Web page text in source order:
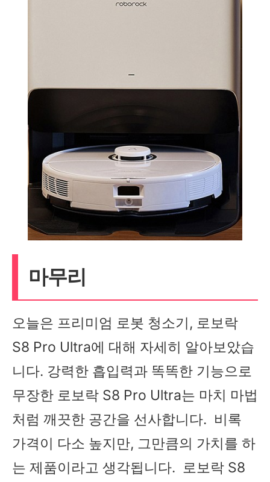
마무리
오늘은 프리미엄 로봇 청소기, 로보락
S8 Pro Ultra에 대해 자세히 알아보았습
니다. 강력한 흡입력과 똑똑한 기능으로
무장한 로보락 S8 Pro Ultra는 마치 마법
처럼 깨끗한 공간을 선사합니다. 비록
가격이 다소 높지만, 그만큼의 가치를 하
는 제품이라고 생각됩니다. 로보락 S8